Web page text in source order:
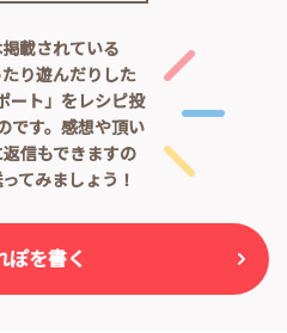
載されている
り遊んだりした
ート」をレシピ投
す。 感想や頂い
信もできますの
てみましょう！
ぽを書く